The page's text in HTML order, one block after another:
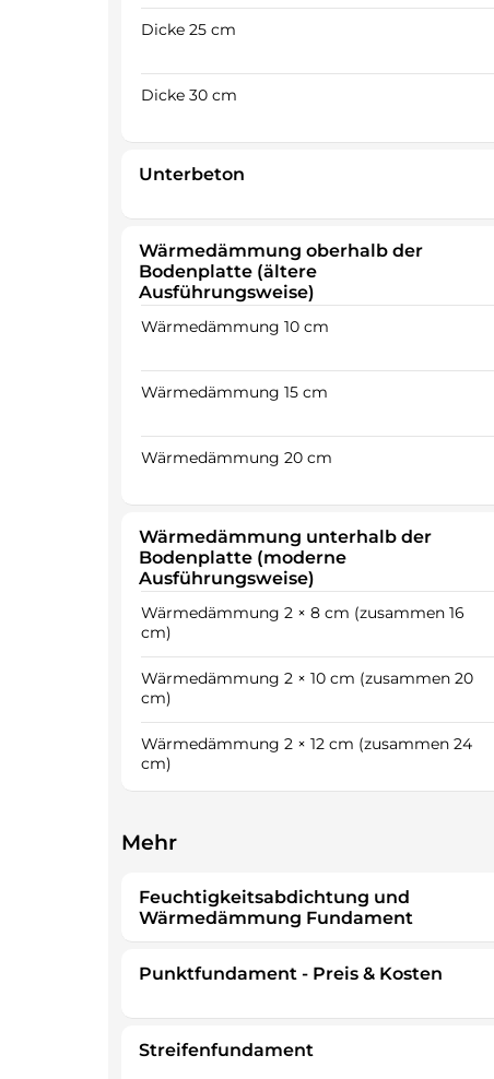
Dicke 25 cm
Dicke 30 cm
Unterbeton
Wärmedämmung oberhalb der
Bodenplatte (ältere
Ausführungsweise)
Wärmedämmung 10 cm
Wärmedämmung 15 cm
Wärmedämmung 20 cm
Wärmedämmung unterhalb der
Bodenplatte (moderne
Ausführungsweise)
Wärmedämmung 2 × 8 cm (zusammen 16
cm)
Wärmedämmung 2 × 10 cm (zusammen 20
cm)
Wärmedämmung 2 × 12 cm (zusammen 24
cm)
Mehr
Feuchtigkeitsabdichtung und
Wärmedämmung Fundament
Punktfundament - Preis & Kosten
Streifenfundament